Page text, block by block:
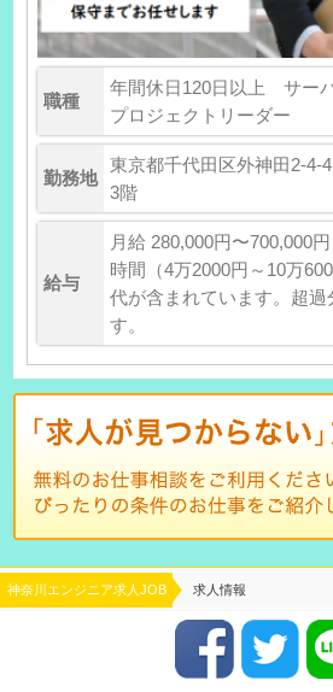
職種
年間休日120日以上 サー
プロジェクトリーダー
勤務地
東京都千代田区外神田2-
3階
給与
月給 280,000円〜700,000
時間（4万2000円～10万
代が含まれています。超過
す。
神奈川エンジニア求人JOB 求人情報